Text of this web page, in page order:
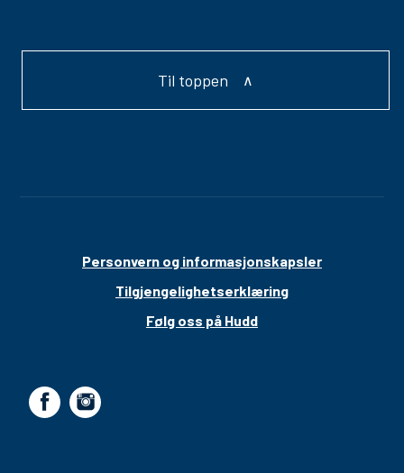
Til toppen
Personvern og informasjonskapsler
Tilgjengelighetserklæring
Følg oss på Hudd